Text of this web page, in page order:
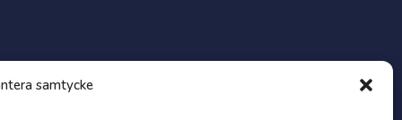
samtycke
Progress